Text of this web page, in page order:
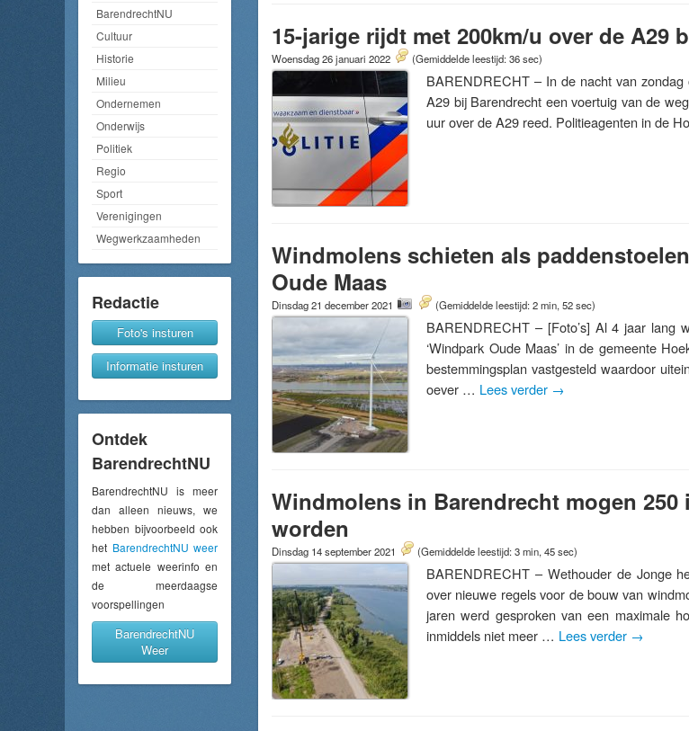
BarendrechtNU
Cultuur
Historie
Milieu
Ondernemen
Onderwijs
Politiek
Regio
Sport
Verenigingen
Wegwerkzaamheden
Redactie
Foto's insturen
Informatie insturen
Ontdek
BarendrechtNU
BarendrechtNU is meer
dan alleen nieuws, we
hebben bijvoorbeeld ook
het BarendrechtNU weer
met actuele weerinfo en
de meerdaagse
voorspellingen
BarendrechtNU
Weer
15-jarige rijdt met 200km/u over de A29
Woensdag 26 januari 2022 (Gemiddelde leestijd: 36 sec)
BARENDRECHT – In de nacht van
A29 bij Barendrecht een voertuig van de
uur over de A29 reed. Politieagenten in de
Windmolens schieten als
Oude Maas
Dinsdag 21 december 2021 (Gemiddelde leestijd: 2 min, 52 sec)
BARENDRECHT – [Foto’s] Al 4 jaar lang
‘Windpark Oude Maas’ in de gemeente
bestemmingsplan vastgesteld waardoor
oever … Lees verder →
Windmolens in Barendrecht mogen 250
worden
Dinsdag 14 september 2021 (Gemiddelde leestijd: 3 min, 45 sec)
BARENDRECHT – Wethouder de Jonge
over nieuwe regels voor de bouw van
jaren werd gesproken van een maximale
inmiddels niet meer … Lees verder →